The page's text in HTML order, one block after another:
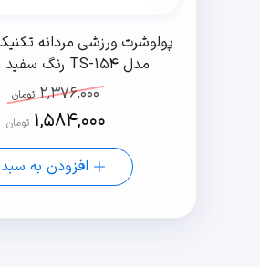
مدل TS-154 رنگ سفید مشکی
2,376,000 تومان
1,584,000 تومان
افزودن به سبد